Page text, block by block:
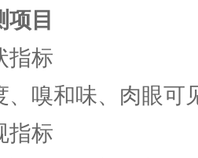
项目
指标
、嗅和味、肉眼可
指标